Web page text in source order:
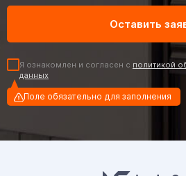
Я ознакомлен и согласен с политикой
данных
Поле обязательно для заполнения